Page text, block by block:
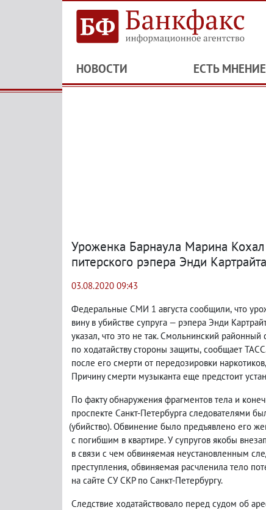
НОВОСТИ ЕСТЬ МНЕНИЕ
Уроженка Барнаула Марина Кохал
питерского рэпера Энди Картрайта
03.08.2020 09:43
Федеральные СМИ 1 августа сообщили, что
вину в убийстве супруга — рэпера Энди
указал, что это не так. Смольнинский
по ходатайству стороны защиты, сообщает
после его смерти от передозировки наркотиков,
Причину смерти музыканта еще предстоит
По факту обнаружения фрагментов тела и
проспекте Санкт-Петербурга следователями
(убийство). Обвинение было предъявлено его
с погибшим в квартире. У супругов якобы
в связи с чем обвиняемая неустановленным
преступления, обвиняемая расчленила тело
на сайте СУ СКР по Санкт-Петербургу.
Следствие ходатайствовало перед судом об